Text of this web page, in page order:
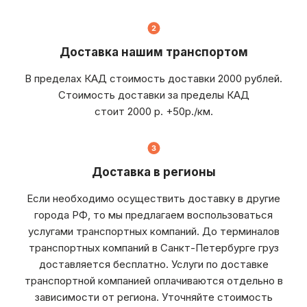
Доставка нашим транспортом
В пределах КАД стоимость доставки 2000 рублей.
Стоимость доставки за пределы КАД
стоит 2000 р. +50р./км.
Доставка в регионы
Если необходимо осуществить доставку в другие
города РФ, то мы предлагаем воспользоваться
услугами транспортных компаний. До терминалов
транспортных компаний в Санкт-Петербурге груз
доставляется бесплатно. Услуги по доставке
транспортной компанией оплачиваются отдельно в
зависимости от региона. Уточняйте стоимость